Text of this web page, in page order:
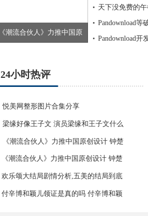
《潮流合伙人》力推中国原
天下没免费的午
Pandownload等
Pandownload开
24小时热评
悦美网整形图片合集分享
梁缘好像王子文 演员梁缘和王子文什么
《潮流合伙人》力推中国原创设计 钟楚
《潮流合伙人》力推中国原创设计 钟楚
欢乐颂大结局剧情分析,五美的结局到底
付辛博和颖儿领证是真的吗 付辛博和颖